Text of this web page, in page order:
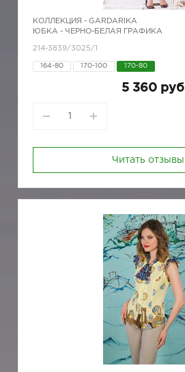
КОЛЛЕКЦИЯ - GARDARIKA
ЮБКА - ЧЕРНО-БЕЛАЯ ГРАФИКА
214-3839/3025/1
164-80 170-100 170-80
5 360 руб
Читать отзывы